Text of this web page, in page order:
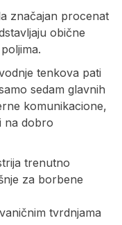
značajan procenat
obične
tenkova pati
sedam glavnih
komunikacione,
na dobro
trenutno
za borbene
tvrdnjama